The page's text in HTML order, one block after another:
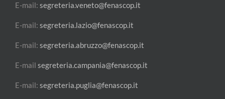
E-mail: segreteria.veneto@fenascop.it
E-mail: segreteria.lazio@fenascop.it
E-mail: segreteria.abruzzo@fenascop.it
E-mail segreteria.campania@fenascop.it
E-mail: segreteria.puglia@fenascop.it